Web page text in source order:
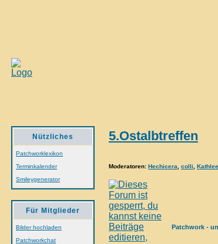
Nützliches
Patchworklexikon
Terminkalender
Smileygenerator
Für Mitglieder
Bilder hochladen
Patchworkchat
5.Ostalbtreffen
Moderatoren: Hechicera colli
Patchwork -